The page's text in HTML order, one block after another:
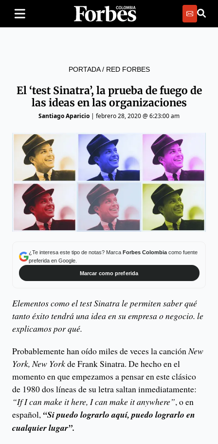
PORTADA/ RED FORBES
El ‘test Sinatra’, la prueba de fuego de
las ideas en las organizaciones
Santiago Aparicio | febrero 28, 2020 @ 6:23:00 am
¿Te interesa este tipo de notas? Marca Forbes Colombiacomo fuente
preferida en Google.
Marcar como preferida
Elementos como el test Sinatra le permiten saber qué
tanto éxito tendrá una idea en su empresa o negocio. le
explicamos por qué.
Probablemente han oído miles de veces la canciónNew
York, New Yorkde Frank Sinatra. De hecho en el
momento en que empezamos a pensar en este clásico
de 1980 dos líneas de su letra saltan inmediatamente:
“If I can make it here, I can make it anywhere”, o en
español, “Si puedo lograrlo aquí, puedo lograrlo en
cualquier lugar”.